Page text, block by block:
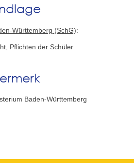
Württemberg (SchG):
Pflichten der Schüler
Baden-Württemberg